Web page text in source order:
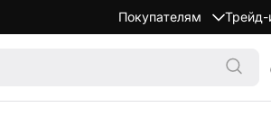
Покупателям Трейд-